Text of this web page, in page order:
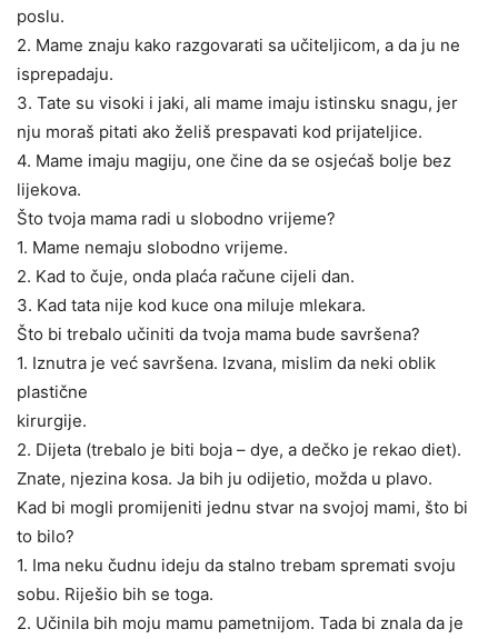
poslu.
2. Mame znaju kako razgovarati sa učiteljicom, a da ju ne
isprepadaju.
3. Tate su visoki i jaki, ali mame imaju istinsku snagu, jer
nju moraš pitati ako želiš prespavati kod prijateljice.
4. Mame imaju magiju, one čine da se osjećaš bolje bez
lijekova.
Što tvoja mama radi u slobodno vrijeme?
1. Mame nemaju slobodno vrijeme.
2. Kad to čuje, onda plaća račune cijeli dan.
3. Kad tata nije kod kuce ona miluje mlekara.
Što bi trebalo učiniti da tvoja mama bude savršena?
1. Iznutra je već savršena. Izvana, mislim da neki oblik
plastične
kirurgije.
2. Dijeta (trebalo je biti boja – dye, a dečko je rekao diet).
Znate, njezina kosa. Ja bih ju odijetio, možda u plavo.
Kad bi mogli promijeniti jednu stvar na svojoj mami, što bi
to bilo?
1. Ima neku čudnu ideju da stalno trebam spremati svoju
sobu. Riješio bih se toga.
2. Učinila bih moju mamu pametnijom. Tada bi znala da je